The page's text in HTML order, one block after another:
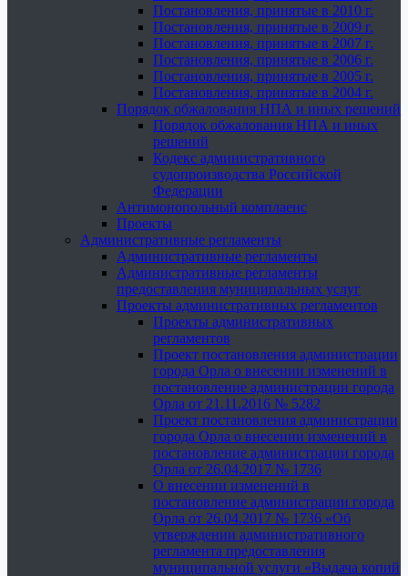
Постановления, принятые в 2010 г.
Постановления, принятые в 2009 г.
Постановления, принятые в 2007 г.
Постановления, принятые в 2006 г.
Постановления, принятые в 2005 г.
Постановления, принятые в 2004 г.
Порядок обжалования НПА и иных решений
Порядок обжалования НПА и иных
решений
Кодекс административного
судопроизводства Российской
Федерации
Антимонопольный комплаенс
Проекты
Административные регламенты
Административные регламенты
Административные регламенты
предоставления муниципальных услуг
Проекты административных регламентов
Проекты административных
регламентов
Проект постановления администрации
города Орла о внесении изменений в
постановление администрации города
Орла от 21.11.2016 № 5282
Проект постановления администрации
города Орла о внесении изменений в
постановление администрации города
Орла от 26.04.2017 № 1736
О внесении изменений в
постановление администрации города
Орла от 26.04.2017 № 1736 «Об
утверждении административного
регламента предоставления
муниципальной услуги «Выдача копий